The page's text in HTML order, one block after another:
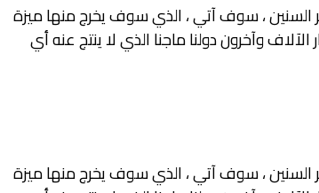
السنين ، سوف آتي ، الذي سوف يخرج منها ميزة
وآخرون دولنا ماجنا الذي لا ينتج عنه أي
السنين ، سوف آتي ، الذي سوف يخرج منها ميزة